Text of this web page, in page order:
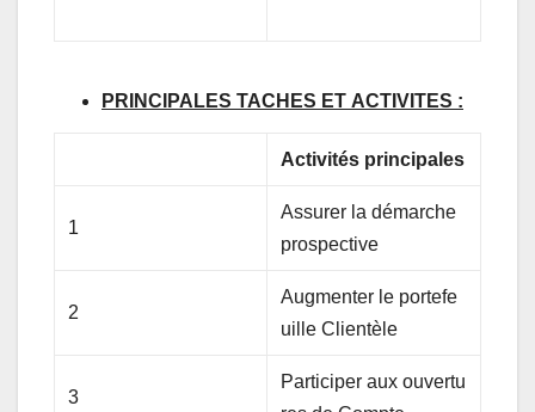
PRINCIPALES TACHES ET ACTIVITES :
Activités principales
1
Assurer la démarche
prospective
2
Augmenter le portefe
uille Clientèle
3
Participer aux ouvertu